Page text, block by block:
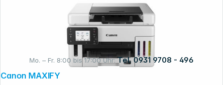
Mo. – Fr. 8:00 bis 17:00 Uhr: Tel. 0931 9708 - 496
Canon MAXIFY GX 6550